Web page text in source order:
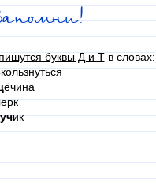
буквы Д и Тв словах:
кользнуться
ёчина
ерк
учик